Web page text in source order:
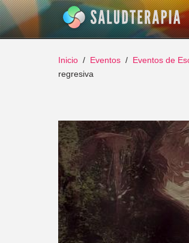
Inicio Eventos Eventos de
regresiva